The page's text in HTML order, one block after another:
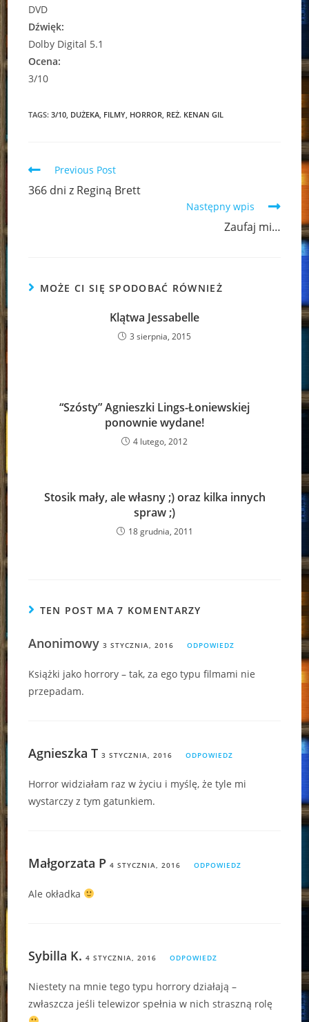
DVD
Dźwięk:
Dolby Digital 5.1
Ocena:
3/10
TAGS:3/10 DUŻEKA FILMY HORROR REŻ. KENAN GIL
Read
articles
Previous Post
366 dni z Reginą Brett
Następny wpis
Zaufaj mi…
MOŻE CI SIĘ SPODOBAĆ RÓWNIEŻ
Klątwa Jessabelle
3 sierpnia, 2015
“Szósty” Agnieszki Lings-Łoniewskiej
ponownie wydane!
4 lutego, 2012
Stosik mały, ale własny ;) oraz kilka innych
spraw ;)
18 grudnia, 2011
TEN POST MA 7 KOMENTARZY
Anonimowy3 STYCZNIA, 2016 ODPOWIEDZ
Książki jako horrory – tak, za ego typu filmami nie
przepadam.
Agnieszka T 3 STYCZNIA, 2016 ODPOWIEDZ
Horror widziałam raz w życiu i myślę, że tyle mi
wystarczy z tym gatunkiem.
Małgorzata P 4 STYCZNIA, 2016 ODPOWIEDZ
Ale okładka
Sybilla K. 4 STYCZNIA, 2016 ODPOWIEDZ
Niestety na mnie tego typu horrory działają –
zwłaszcza jeśli telewizor spełnia w nich straszną rolę